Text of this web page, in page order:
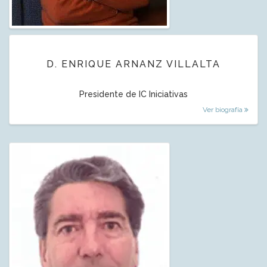
D. ENRIQUE ARNANZ VILLALTA
Presidente de IC Iniciativas
Ver biografía